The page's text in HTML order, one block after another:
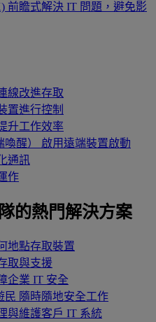
前瞻式解決 IT 問題，避免影
線改進存取
置進行控制
升工作效率
醒）
啟用遠端裝置啟動
通訊
作
的熱門解決方案
地點存取裝置
取與支援
企業 IT 安全
民 隨時隨地安全工作
與維護客戶 IT 系統